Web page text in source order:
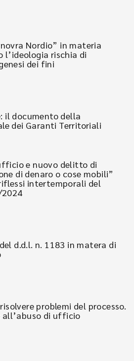
Nordio” in materia
l’ideologia rischia di
dei fini
il documento della
dei Garanti Territoriali
e nuovo delitto di
di denaro o cose mobili”
intertemporali del
d.d.l. n. 1183 in matera di
problemi del processo.
di ufficio